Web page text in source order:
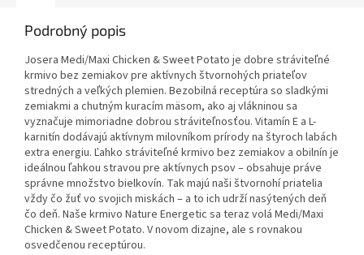
Podrobný popis
Josera Medi/Maxi Chicken & Sweet Potato je dobre stráviteľné
krmivo bez zemiakov pre aktívnych štvornohých priateľov
stredných a veľkých plemien. Bezobilná receptúra so sladkými
zemiakmi a chutným kuracím mäsom, ako aj vlákninou sa
vyznačuje mimoriadne dobrou stráviteľnosťou. Vitamín E a L-
karnitín dodávajú aktívnym milovníkom prírody na štyroch labách
extra energiu. Ľahko stráviteľné krmivo bez zemiakov a obilnín je
ideálnou ľahkou stravou pre aktívnych psov – obsahuje práve
správne množstvo bielkovín. Tak majú naši štvornohí priatelia
vždy čo žuť vo svojich miskách – a to ich udrží nasýtených deň
čo deň. Naše krmivo Nature Energetic sa teraz volá Medi/Maxi
Chicken & Sweet Potato. V novom dizajne, ale s rovnakou
osvedčenou receptúrou.